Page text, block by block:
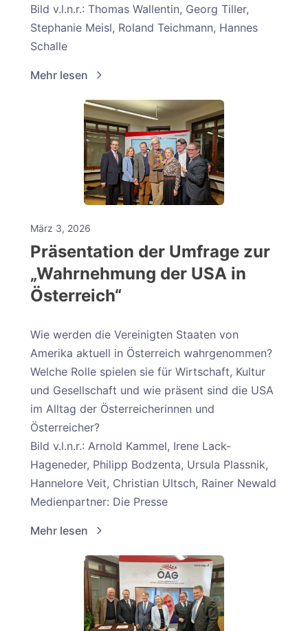
Bild v.l.n.r.: Thomas Wallentin, Georg Tiller,
Stephanie Meisl, Roland Teichmann, Hannes
Schalle
Mehr lesen
März 3, 2026
Präsentation der Umfrage zur
„Wahrnehmung der USA in
Österreich“
Wie werden die Vereinigten Staaten von
Amerika aktuell in Österreich wahrgenommen?
Welche Rolle spielen sie für Wirtschaft, Kultur
und Gesellschaft und wie präsent sind die USA
im Alltag der Österreicherinnen und
Österreicher?
Bild v.l.n.r.: Arnold Kammel, Irene Lack-
Hageneder, Philipp Bodzenta, Ursula Plassnik,
Hannelore Veit, Christian Ultsch, Rainer Newald
Medienpartner: Die Presse
Mehr lesen